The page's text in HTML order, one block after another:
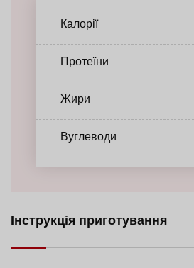
Калорії
Протеїни
Жири
Вуглеводи
Інструкція приготування